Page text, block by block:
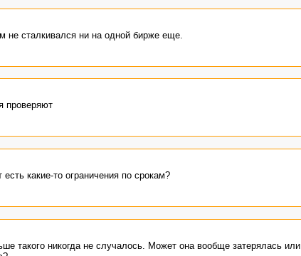
не сталкивался ни на одной бирже еще.
проверяют
какие-то ограничения по срокам?
такого никогда не случалось. Может она вообще затерялась или